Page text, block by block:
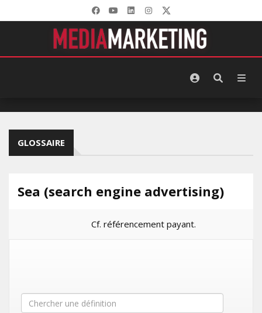
GLOSSAIRE
Sea (search engine advertising)
Cf. référencement payant.